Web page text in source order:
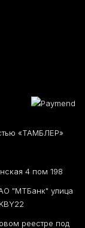
«ТАМБЛЕР»
4 пом 198
"МТБанк" улица
реестре под